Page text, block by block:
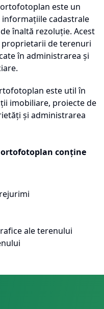
este un
cadastrale
înaltă rezoluție. Acest
de terenuri
în administrarea și
este util în
imobiliare, proiecte de
și administrarea
ortofotoplan conține
ale terenului